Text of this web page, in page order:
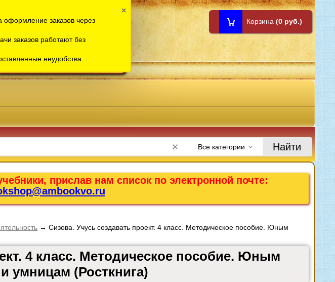
Телефон интернет-магазина:
Телефон розничного магазина:
bookshop@ambookvo.ru
Работаем ежедневно с 10:00 до 21:00
Корзина (0 руб.)
Все категории Найти
прислав нам список по электронной почте:
→ Сизова. Учусь создавать проект. 4 класс. Методическое пособие. Юным
4 класс. Методическое пособие. Юным
умницам (Росткнига)
оформление заказов через
заказов работают без
неудобства.
×